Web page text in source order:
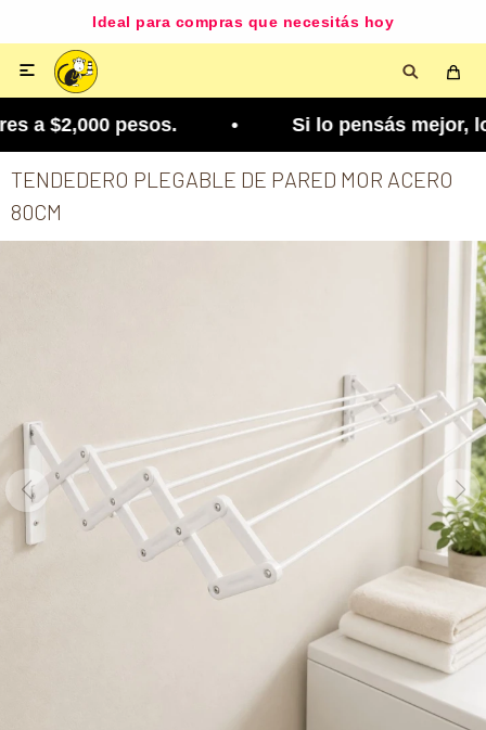
Ideal para compras que necesitás hoy

a $2,000 pesos. • Si lo pensás mejor, lo
TENDEDERO PLEGABLE DE PARED MOR ACERO
80CM